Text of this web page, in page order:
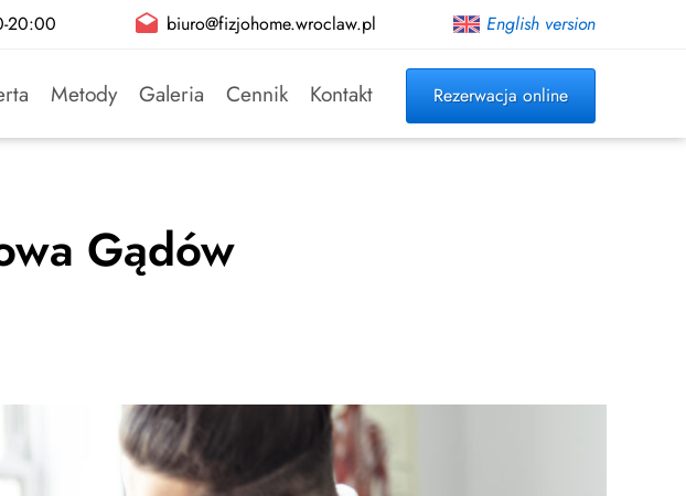
20:00 biuro@fizjohome.wroclaw.pl English version
Rezerwacja online
Metody Galeria Cennik Kontakt
Gądów